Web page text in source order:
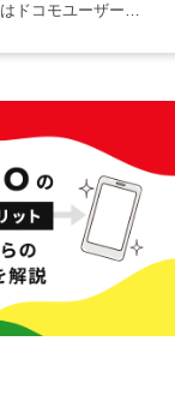
ドコモユーザーが
しょうか。 そこで